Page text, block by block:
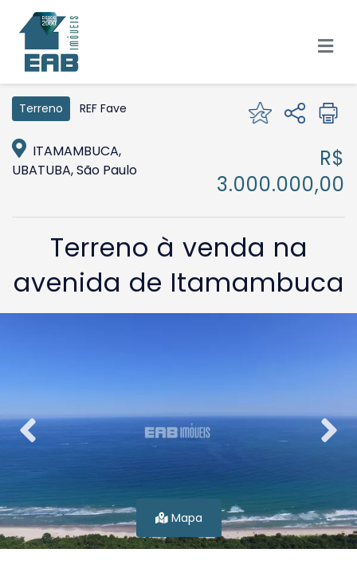
Terreno REF Fave
ITAMAMBUCA,
UBATUBA, São Paulo
R$
3.000.000,00
Terreno à venda na
avenida de Itamambuca
Mapa